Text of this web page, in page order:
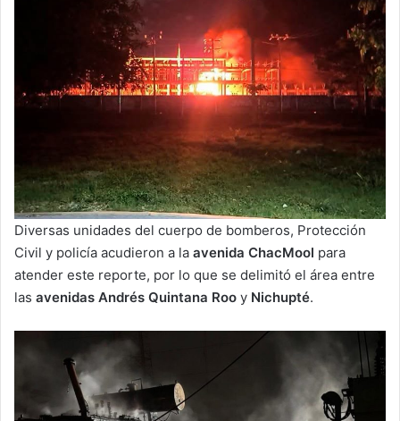
Diversas unidades del cuerpo de bomberos, Protección
Civil y policía acudieron a la avenida ChacMool para
atender este reporte, por lo que se delimitó el área entre
las avenidas Andrés Quintana Roo y Nichupté.